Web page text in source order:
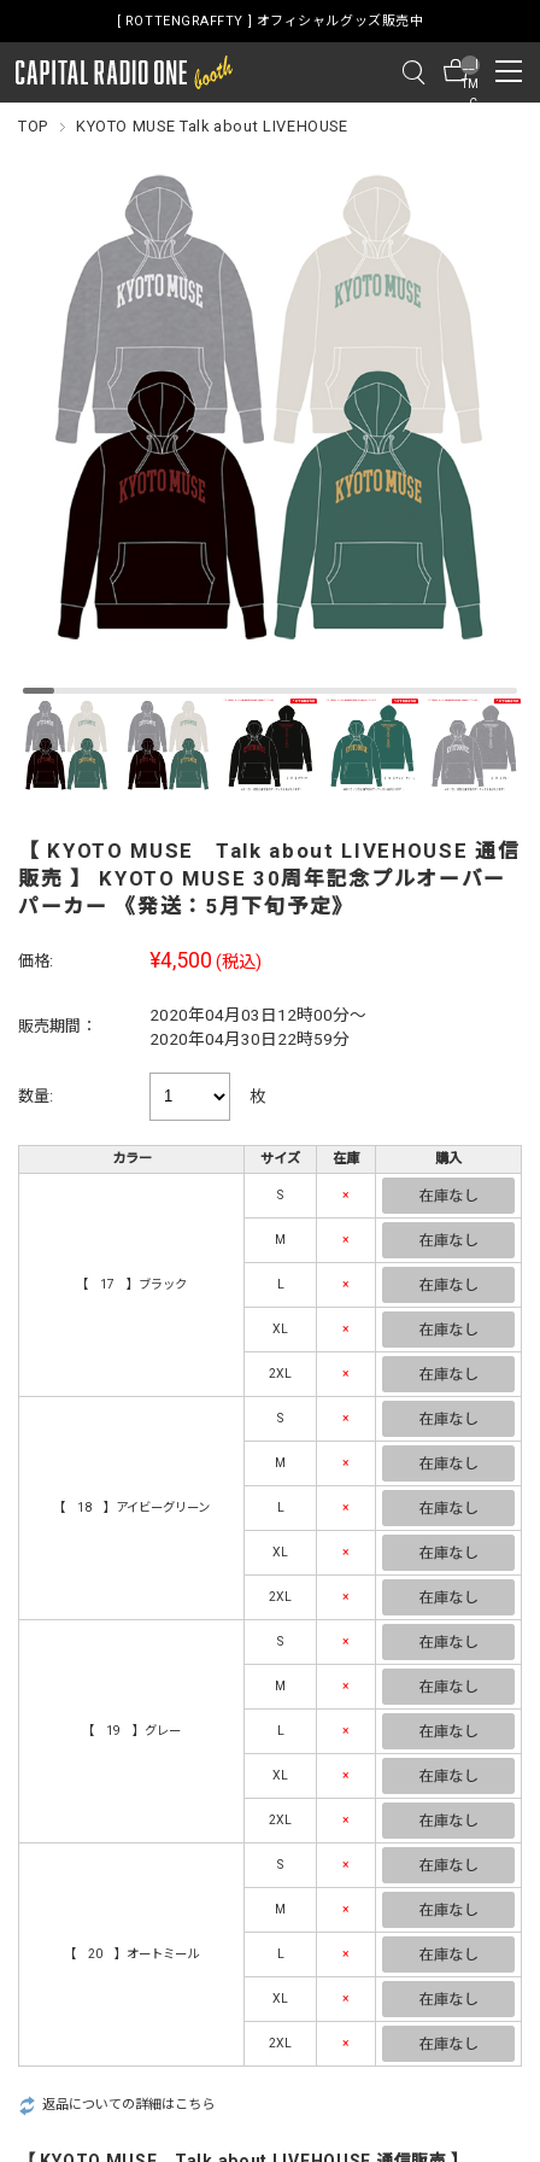
[ ROTTENGRAFFTY ] オフィシャルグッズ販売中
__I
TM
_C
TOP KYOTO MUSE Talk about LIVEHOUSE
【 KYOTO MUSE Talk about LIVEHOUSE 通信
販売 】 KYOTO MUSE 30周年記念プルオーバー
パーカー 《発送：5月下旬予定》
価格: ¥4,500 (税込)
販売期間：
2020年04月03日12時00分～
2020年04月30日22時59分
数量: 枚
カラー サイズ 在庫 購入
【 17 】ブラック
S ×
M ×
L ×
XL ×
2XL ×
【 18 】アイビーグリーン
S ×
M ×
L ×
XL ×
2XL ×
【 19 】グレー
S ×
M ×
L ×
XL ×
2XL ×
【 20 】オートミール
S ×
M ×
L ×
XL ×
2XL ×
返品についての詳細はこちら